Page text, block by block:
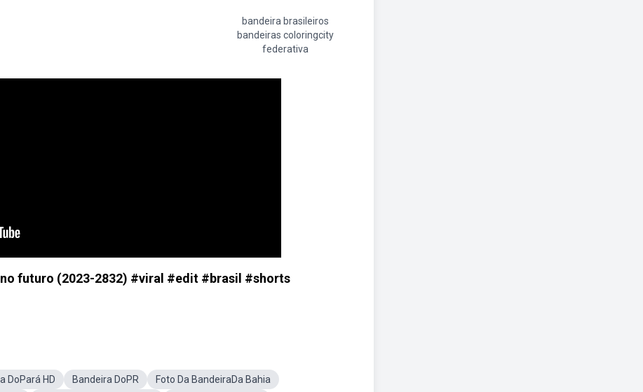
bandeira brasileiros
bandeiras coloringcity
federativa
futuro (2023-2832) #viral #edit #brasil #shorts
DoPará HD Bandeira DoPR
Foto Da BandeiraDa Bahia